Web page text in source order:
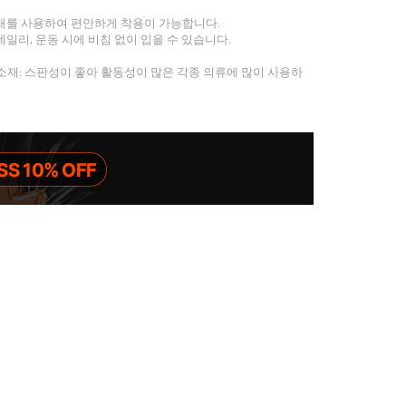
를 사용하여 편안하게 착용이 가능합니다.
일리, 운동 시에 비침 없이 입을 수 있습니다.
: 스판성이 좋아 활동성이 많은 각종 의류에 많이 사용하